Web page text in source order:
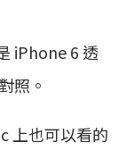
iPhone 6 透
照。
上也可以看的